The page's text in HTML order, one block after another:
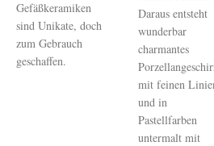
Gefäßkeramiken
sind Unikate, doch
zum Gebrauch
geschaffen.
Daraus entsteht
wunderbar
charmantes
mit feinen
und in
Pastellfarben
untermalt mit